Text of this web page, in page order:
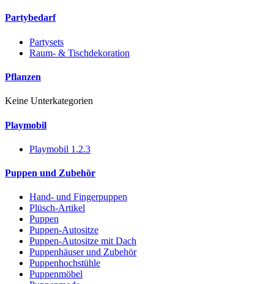
Partybedarf
Partysets
Raum- & Tischdekoration
Pflanzen
Keine Unterkategorien
Playmobil
Playmobil 1.2.3
Puppen und Zubehör
Hand- und Fingerpuppen
Plüsch-Artikel
Puppen
Puppen-Autositze
Puppen-Autositze mit Dach
Puppenhäuser und Zubehör
Puppenhochstühle
Puppenmöbel